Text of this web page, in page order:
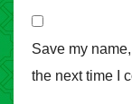
Save my
the next time I